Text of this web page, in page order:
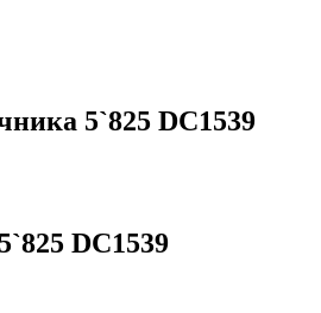
5`825 DC1539
DC1539